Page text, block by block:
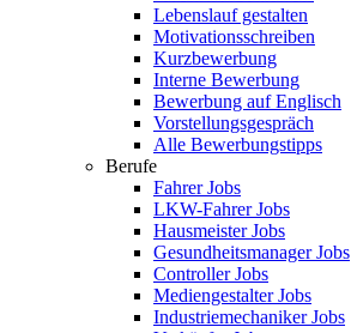
Lebenslauf gestalten
Motivationsschreiben
Kurzbewerbung
Interne Bewerbung
Bewerbung auf Englisch
Vorstellungsgespräch
Alle Bewerbungstipps
Berufe
Fahrer Jobs
LKW-Fahrer Jobs
Hausmeister Jobs
Gesundheitsmanager Jobs
Controller Jobs
Mediengestalter Jobs
Industriemechaniker Jobs